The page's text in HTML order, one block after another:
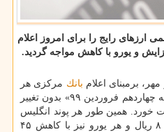
ارزهای رایج را برای امروز اعلام
و یورو با كاهش مواجه گردید.
برمبنای اعلام بانك مركزی هر
آمریكا برای امروز «پنج شنبه چهاردهم فروردین ۹۹» بدون تغییر
ریال قیمت خورد. همین طور هر پوند انگلیس
با افزایش به قیمت ۵۲ هزار و ۸ ریال و هر یورو نیز با كاهش ۴۵